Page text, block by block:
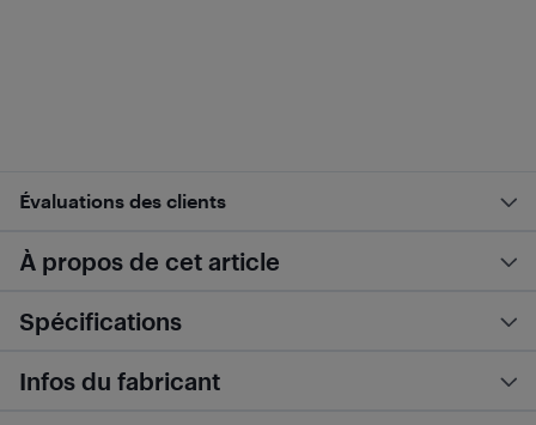
Évaluations des clients
À propos de cet article
Spécifications
Infos du fabricant